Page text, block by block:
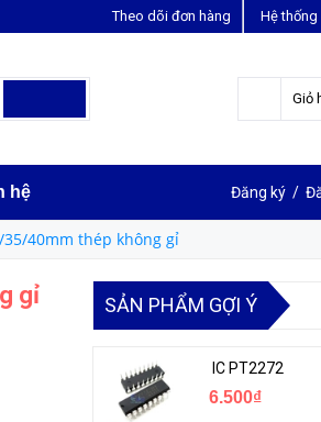
Hệ
Theo dõi đơn hàng
Giỏ
hệ Đăng ký /
40mm thép không gỉ
gỉ
LIÊN HỆ ĐẶT
SẢN PHẨM GỢI Ý
IC PT2272
6.500₫